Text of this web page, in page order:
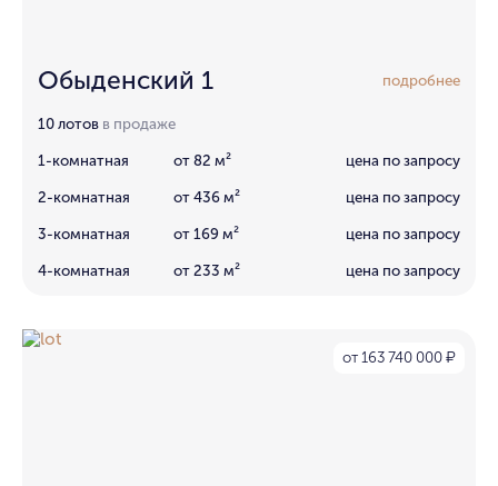
Обыденский 1 подробнее
10 лотов в продаже
1-комнатная от 82 м² цена по запросу
2-комнатная от 436 м² цена по запросу
3-комнатная от 169 м² цена по запросу
4-комнатная от 233 м² цена по запросу
от 163 740 000 ₽